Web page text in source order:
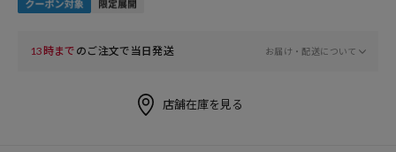
13時まで のご注文で当日発送 お届け・配送について
店舗在庫を見る